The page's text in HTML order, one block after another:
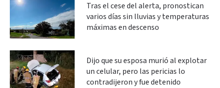
Tras el cese del alerta, pronostican
varios días sin lluvias y temperaturas
máximas en descenso
Dijo que su esposa murió al explotar
un celular, pero las pericias lo
contradijeron y fue detenido